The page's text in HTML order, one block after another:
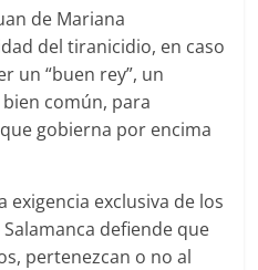
de Mariana
del tiranicidio, en caso
un “buen rey”, un
común, para
gobierna por encima
exigencia exclusiva de los
defiende que
pertenezcan o no al